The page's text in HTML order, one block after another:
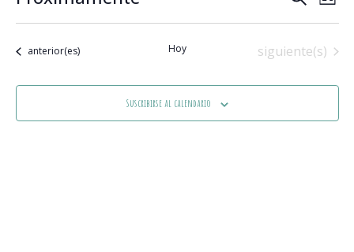
de
y
vistas
de
Lista
fecha.
Eventos
anterior(es) Hoy Eventos
siguiente(s)
Suscribirse al calendario